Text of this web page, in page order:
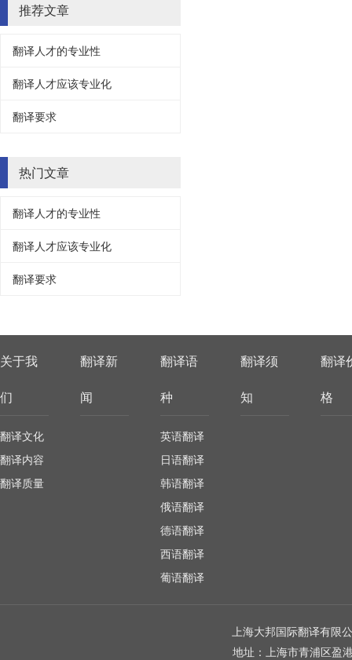
推荐文章
翻译人才的专业性
翻译人才应该专业化
翻译要求
热门文章
翻译人才的专业性
翻译人才应该专业化
翻译要求
关于我
们
翻译文化
翻译内容
翻译质量
翻译新
闻
翻译语
种
英语翻译
日语翻译
韩语翻译
俄语翻译
德语翻译
西语翻译
葡语翻译
翻译须
知
翻译
格
上海大邦国际翻译有限
地址：上海市青浦区盈